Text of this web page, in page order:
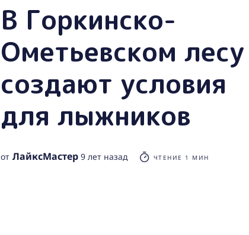
В Горкинско-
Ометьевском лесу
создают условия
для лыжников
от ЛайкcМастер 9 лет назад ЧТЕНИЕ 1 МИН